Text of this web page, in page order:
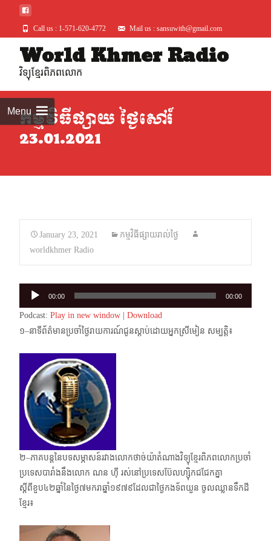
Call us : 1-571-620-4772 Mail us : sansuwith@gmail.com
World Khmer Radio
វិទ្យុខ្មែរពិភពលោក
Menuកម្មវិធីផ្សាយ ថ្ងៃសៅរ៍
23.01.2021
January 23, 2021
កម្មវិធីផ្សាយរាល់ថ្ងៃ
worldkhmer Radio
Audio
Player
00:00 00:00
Podcast: Play in new window
Download
១–នាទីព័ត៌មានប្រចាំថ្ងៃរាយការណ៍ជូនស្តាប់ដោយអ្នកស្រីមៀន សម្បត្តិ៖
២–ភាគបន្តនៃបទសម្ភាសន៍រវាងលោកថាច់យ៉ាតំណាងវិទ្យុខ្មែរពិភពលោកប្រចាំ
ប្រទេសបារាំងនឹង​លោក ណន ហ៊ី រស់នៅប្រទេសប៊ែលហ្ស៊ិកជជែកគ្នា
ស្តីពីខួប៤២ឆ្នាំនៃថ្ងៃ៧មករាឆ្នាំ​១៩៧៩ដែលជា​ថ្ងៃកងទ័ពយួន ចូលឈ្លានទឹកដី
ខ្មែរ៖